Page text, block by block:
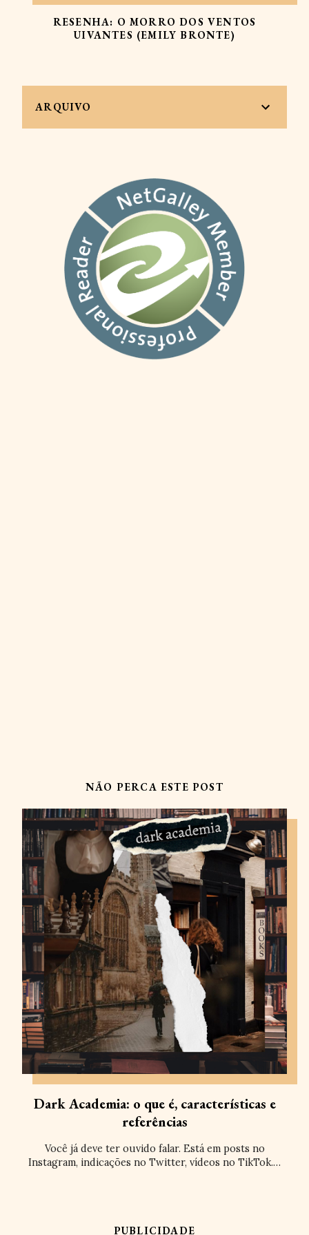
RESENHA: O MORRO DOS VENTOS
UIVANTES (EMILY BRONTE)
ARQUIVO
NÃO PERCA ESTE POST
Dark Academia: o que é, características e
referências
Você já deve ter ouvido falar. Está em posts no
Instagram, indicações no Twitter, vídeos no TikTok.…
PUBLICIDADE